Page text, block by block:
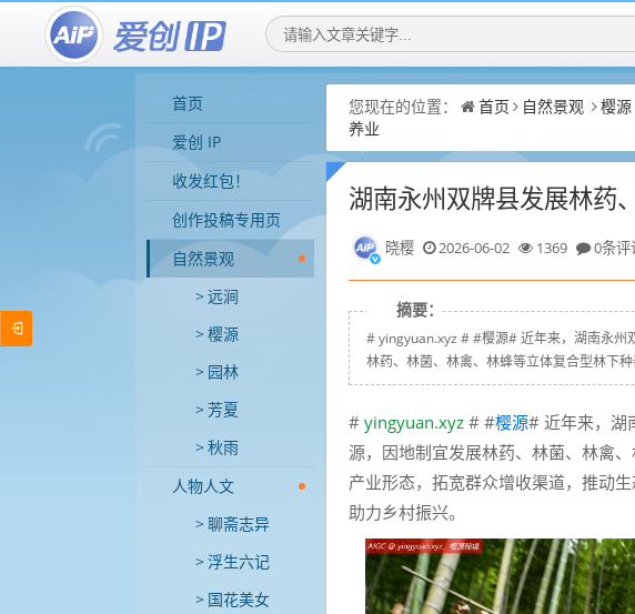
首页
爱创 IP
收发红包！
创作投稿专用页
自然景观
远涧
樱源
园林
芳夏
秋雨
人物人文
聊斋志异
浮生六记
国花美女
您现在的位置： 首页 自然景观 樱源
养业
湖南永州双牌县发展林药
晓樱 2026-06-02 1369 0条评
摘要：
# yingyuan.xyz # #樱源# 近年来，湖南永州
林药、林菌、林禽、林蜂等立体复合型林下
# yingyuan.xyz # #樱源# 近年来，湖
源，因地制宜发展林药、林菌、林禽
产业形态，拓宽群众增收渠道，推动
助力乡村振兴。